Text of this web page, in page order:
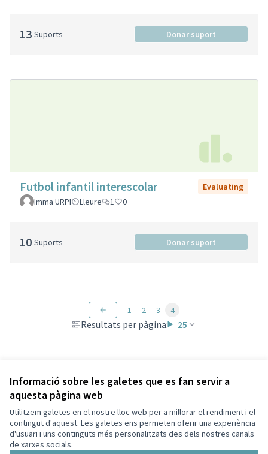
Informació sobre les galetes que es fan servir a
aquesta pàgina web
Utilitzem galetes en el nostre lloc web per a millorar el rendiment i el
contingut d'aquest. Les galetes ens permeten oferir una experiència
d'usuari i uns continguts més personalitzats des dels nostres canals
de xarxes socials.
13 Suports Donar suport
Futbol infantil interescolar
Evaluating
Imma URPI
Lleure 1 0
10 Suports Donar suport
Resultats per pàgina: 25
1 2 3 4
Veure totes les propostes retirades
Termes i condicions d'ús
Configuració de les galetes
Decidim Sant Cugat a X
Decidim Sant Cugat a Facebook
Decidim Sant Cugat a Instagram
Decidim Sant Cugat a GitHub